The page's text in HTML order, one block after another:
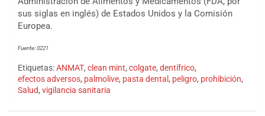
sus siglas en inglés) de Estados Unidos y la Comisión
Europea.
Fuente: 0221
Etiquetas:ANMAT, clean mint, colgate, dentífrico,
efectos adversos, palmolive, pasta dental , peligro, prohibición,
Salud, vigilancia sanitaria